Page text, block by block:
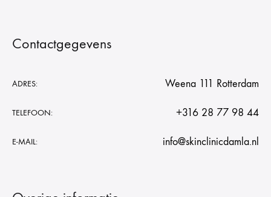
Contactgegevens
ADRES: Weena 111 Rotterdam
TELEFOON: +316 28 77 98 44
E-MAIL: info@skinclinicdamla.nl